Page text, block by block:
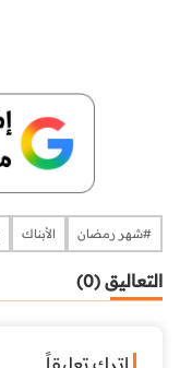
#شهر رمضان الأبناك
التعاليق (0)
اترك تعليقاً